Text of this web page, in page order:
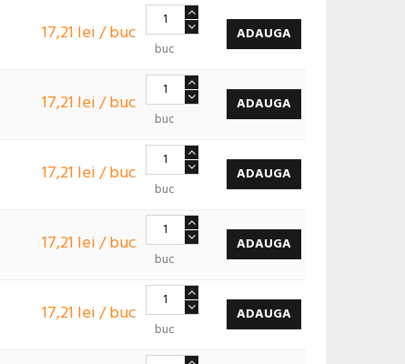
17,21 lei / buc
buc
ADAUGA
17,21 lei / buc
buc
ADAUGA
17,21 lei / buc
buc
ADAUGA
17,21 lei / buc
buc
ADAUGA
17,21 lei / buc
buc
ADAUGA